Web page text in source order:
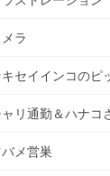
ラ
キセイインコのピ
リ通勤＆ハナコ
バメ営巣